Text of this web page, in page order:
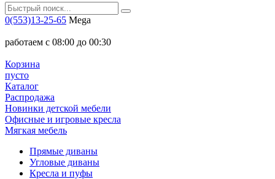
0(553)13-25-65 Mega
работаем с 08:00 до 00:30
Корзина
пусто
Каталог
Распродажа
Новинки детской мебели
Офисные и игровые кресла
Мягкая мебель
Прямые диваны
Угловые диваны
Кресла и пуфы